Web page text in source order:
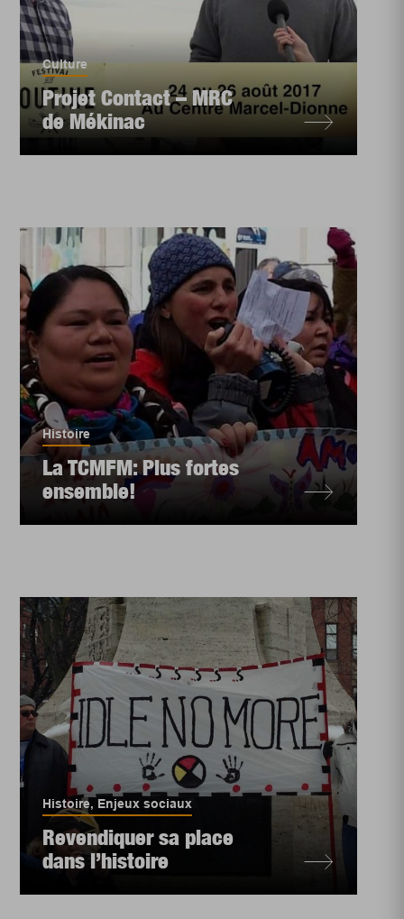
Culture
Projet Contact – MRC
de Mékinac
Histoire
La TCMFM: Plus fortes
ensemble!
Histoire, Enjeux sociaux
Revendiquer sa place
dans l’histoire